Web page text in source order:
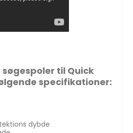
søgespoler til Quick
specifikationer:
dybde